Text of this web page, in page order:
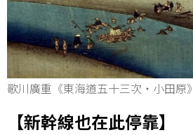
歌川廣重《東海道五十三次・小田原》
【新幹線也在此停靠】